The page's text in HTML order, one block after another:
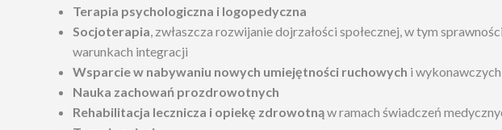
Terapia psychologiczna i logopedyczna
Socjoterapia, zwłaszcza rozwijanie dojrzałości społecznej, w tym
warunkach integracji
Wsparcie w nabywaniu nowych umiejętności ruchowych i
Nauka zachowań prozdrowotnych
Rehabilitacja lecznicza i opiekę zdrowotnąw ramach świadczeń